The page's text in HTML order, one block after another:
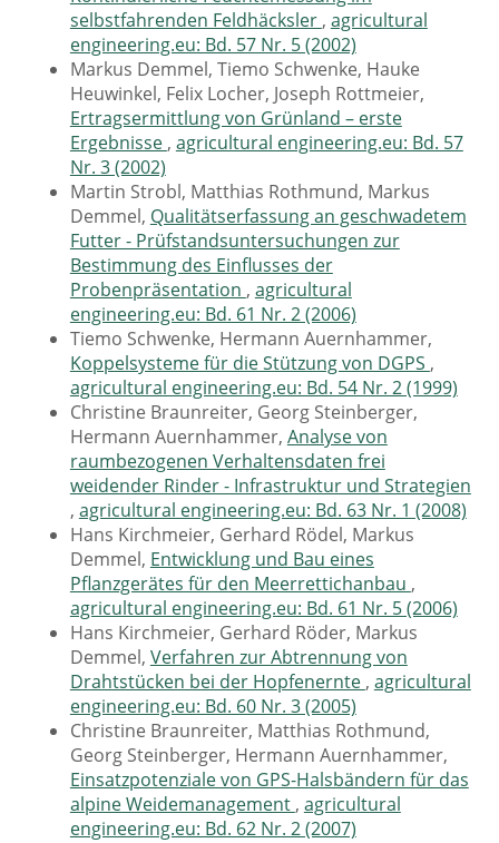
selbstfahrenden Feldhäcksler , agricultural
engineering.eu: Bd. 57 Nr. 5 (2002)
Markus Demmel, Tiemo Schwenke, Hauke
Heuwinkel, Felix Locher, Joseph Rottmeier,
Ertragsermittlung von Grünland – erste
Ergebnisse , agricultural engineering.eu: Bd. 57
Nr. 3 (2002)
Martin Strobl, Matthias Rothmund, Markus
Demmel, Qualitätserfassung an geschwadetem
Futter - Prüfstandsuntersuchungen zur
Bestimmung des Einflusses der
Probenpräsentation , agricultural
engineering.eu: Bd. 61 Nr. 2 (2006)
Tiemo Schwenke, Hermann Auernhammer,
Koppelsysteme für die Stützung von DGPS ,
agricultural engineering.eu: Bd. 54 Nr. 2 (1999)
Christine Braunreiter, Georg Steinberger,
Hermann Auernhammer, Analyse von
raumbezogenen Verhaltensdaten frei
weidender Rinder - Infrastruktur und Strategien
, agricultural engineering.eu: Bd. 63 Nr. 1 (2008)
Hans Kirchmeier, Gerhard Rödel, Markus
Demmel, Entwicklung und Bau eines
Pflanzgerätes für den Meerrettichanbau ,
agricultural engineering.eu: Bd. 61 Nr. 5 (2006)
Hans Kirchmeier, Gerhard Röder, Markus
Demmel, Verfahren zur Abtrennung von
Drahtstücken bei der Hopfenernte , agricultural
engineering.eu: Bd. 60 Nr. 3 (2005)
Christine Braunreiter, Matthias Rothmund,
Georg Steinberger, Hermann Auernhammer,
Einsatzpotenziale von GPS-Halsbändern für das
alpine Weidemanagement , agricultural
engineering.eu: Bd. 62 Nr. 2 (2007)